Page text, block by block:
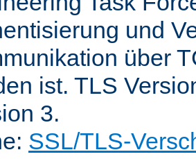
und
über
ist. TLS
3.
SSL/TLS-